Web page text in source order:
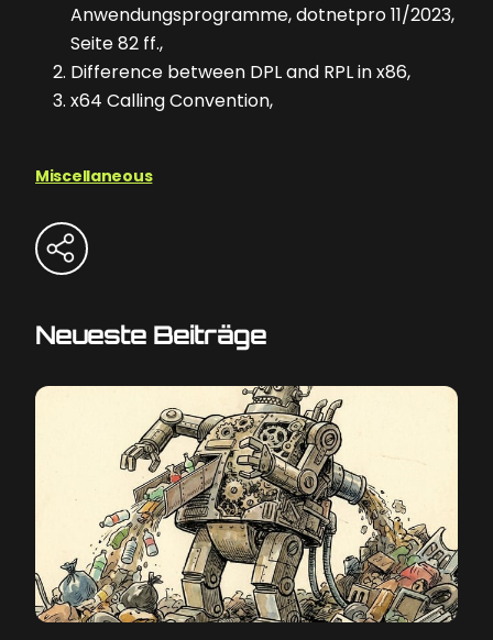
Anwendungsprogramme, dotnetpro 11/2023,
Seite 82 ff.,
Difference between DPL and RPL in x86,
x64 Calling Convention,
Miscellaneous
Neueste Beiträge